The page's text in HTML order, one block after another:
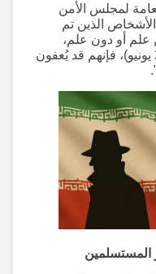
لمجلس الأمن
الذين تم
أو دون علم،
المختصة بحلول 1 تير (22 يونيو)، فإنهم قد يُعفون